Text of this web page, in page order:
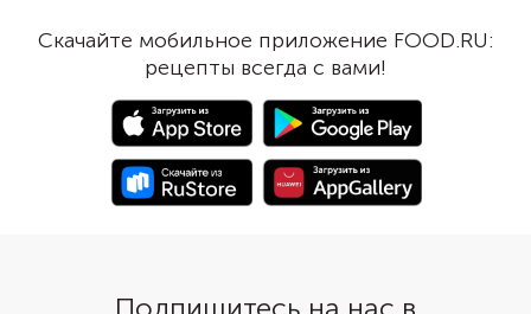
овощи, нарежьте филе сельди и
уложите слоями на водоросли,
приправляя майонезом и
специями. Затем плотно
сверните листы, дайте роллам
пропитаться и охладиться. Чтобы
сэкономить время на
разделите на
роллов.
Скачайте мобильное приложение FOOD.RU:
рецепты всегда с вами!